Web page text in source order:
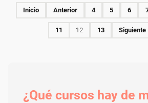
Inicio Anterior 4 5 6
11 12 13 Siguiente
¿Qué cursos hay de